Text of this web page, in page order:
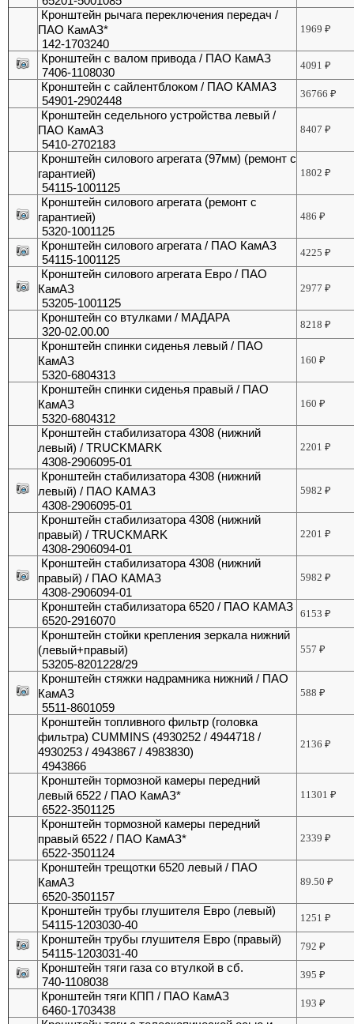
Кронштейн рычага переключения передач /
ПАО КамАЗ*
142-1703240
1969₽
Кронштейн с валом привода / ПАО КамАЗ
7406-1108030
4091₽
Кронштейн с сайлентблоком / ПАО КАМАЗ
54901-2902448
36766₽
Кронштейн седельного устройства левый /
ПАО КамАЗ
5410-2702183
8407₽
Кронштейн силового агрегата (97мм) (ремонт с
гарантией)
54115-1001125
1802₽
Кронштейн силового агрегата (ремонт с
гарантией)
5320-1001125
486₽
Кронштейн силового агрегата / ПАО КамАЗ
54115-1001125
4225₽
Кронштейн силового агрегата Евро / ПАО
КамАЗ
53205-1001125
2977₽
Кронштейн со втулками / МАДАРА
320-02.00.00
8218₽
Кронштейн спинки сиденья левый / ПАО
КамАЗ
5320-6804313
160₽
Кронштейн спинки сиденья правый / ПАО
КамАЗ
5320-6804312
160₽
Кронштейн стабилизатора 4308 (нижний
левый) / TRUCKMARK
4308-2906095-01
2201₽
Кронштейн стабилизатора 4308 (нижний
левый) / ПАО КАМАЗ
4308-2906095-01
5982₽
Кронштейн стабилизатора 4308 (нижний
правый) / TRUCKMARK
4308-2906094-01
2201₽
Кронштейн стабилизатора 4308 (нижний
правый) / ПАО КАМАЗ
4308-2906094-01
5982₽
Кронштейн стабилизатора 6520 / ПАО КАМАЗ
6520-2916070
6153₽
Кронштейн стойки крепления зеркала нижний
(левый+правый)
53205-8201228/29
557₽
Кронштейн стяжки надрамника нижний / ПАО
КамАЗ
5511-8601059
588₽
Кронштейн топливного фильтр (головка
фильтра) CUMMINS (4930252 / 4944718 /
4930253 / 4943867 / 4983830)
4943866
2136₽
Кронштейн тормозной камеры передний
левый 6522 / ПАО КамАЗ*
6522-3501125
11301₽
Кронштейн тормозной камеры передний
правый 6522 / ПАО КамАЗ*
6522-3501124
2339₽
Кронштейн трещотки 6520 левый / ПАО
КамАЗ
6520-3501157
89.50₽
Кронштейн трубы глушителя Евро (левый)
54115-1203030-40
1251₽
Кронштейн трубы глушителя Евро (правый)
54115-1203031-40
792₽
Кронштейн тяги газа со втулкой в сб.
740-1108038
395₽
Кронштейн тяги КПП / ПАО КамАЗ
6460-1703438
193₽